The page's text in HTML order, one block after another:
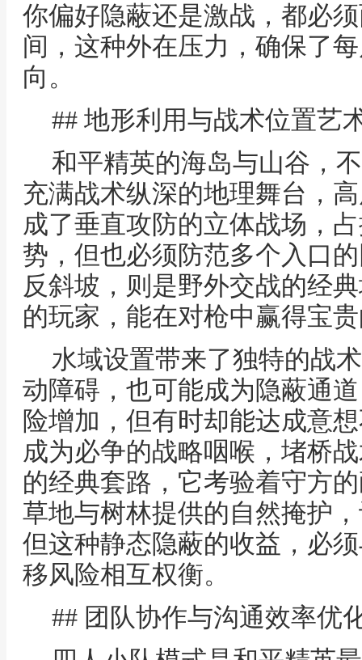
你偏好隐蔽还是激战，都必
间，这种外在压力，确保了
向。
## 地形利用与战术位置艺
和平精英的海岛与山谷，
充满战术纵深的地理舞台，
成了垂直攻防的立体战场，
势，但也必须防范多个入口
反斜坡，则是野外交战的经
的玩家，能在对枪中赢得宝
水域设置带来了独特的战
动障碍，也可能成为隐蔽通
险增加，但有时却能达成意
成为必争的战略咽喉，堵桥
的经典套路，它考验着守方
草地与树林提供的自然掩护
但这种静态隐蔽的收益，必
移风险相互权衡。
## 团队协作与沟通效率优